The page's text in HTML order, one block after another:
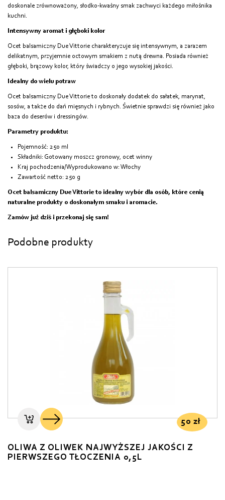
doskonale zrównoważony, słodko-kwaśny smak zachwyci każdego miłośnika
kuchni.
Intensywny aromat i głęboki kolor
Ocet balsamiczny Due Vittorie charakteryzuje się intensywnym, a zarazem
delikatnym, przyjemnie octowym smakiem z nutą drewna. Posiada również
głęboki, brązowy kolor, który świadczy o jego wysokiej jakości.
Idealny do wielu potraw
Ocet balsamiczny Due Vittorie to doskonały dodatek do sałatek, marynat,
sosów, a także do dań mięsnych i rybnych. Świetnie sprawdzi się również jako
baza do deserów i dressingów.
Parametry produktu:
Pojemność: 250 ml
Składniki: Gotowany moszcz gronowy, ocet winny
Kraj pochodzenia/Wyprodukowano w: Włochy
Zawartość netto: 250 g
Ocet balsamiczny Due Vittorie to idealny wybór dla osób, które cenią
naturalne produkty o doskonałym smaku i aromacie.
Zamów już dziś i przekonaj się sam!
Podobne produkty
50 zł
OLIWA Z OLIWEK NAJWYŻSZEJ JAKOŚCI Z
PIERWSZEGO TŁOCZENIA 0,5L